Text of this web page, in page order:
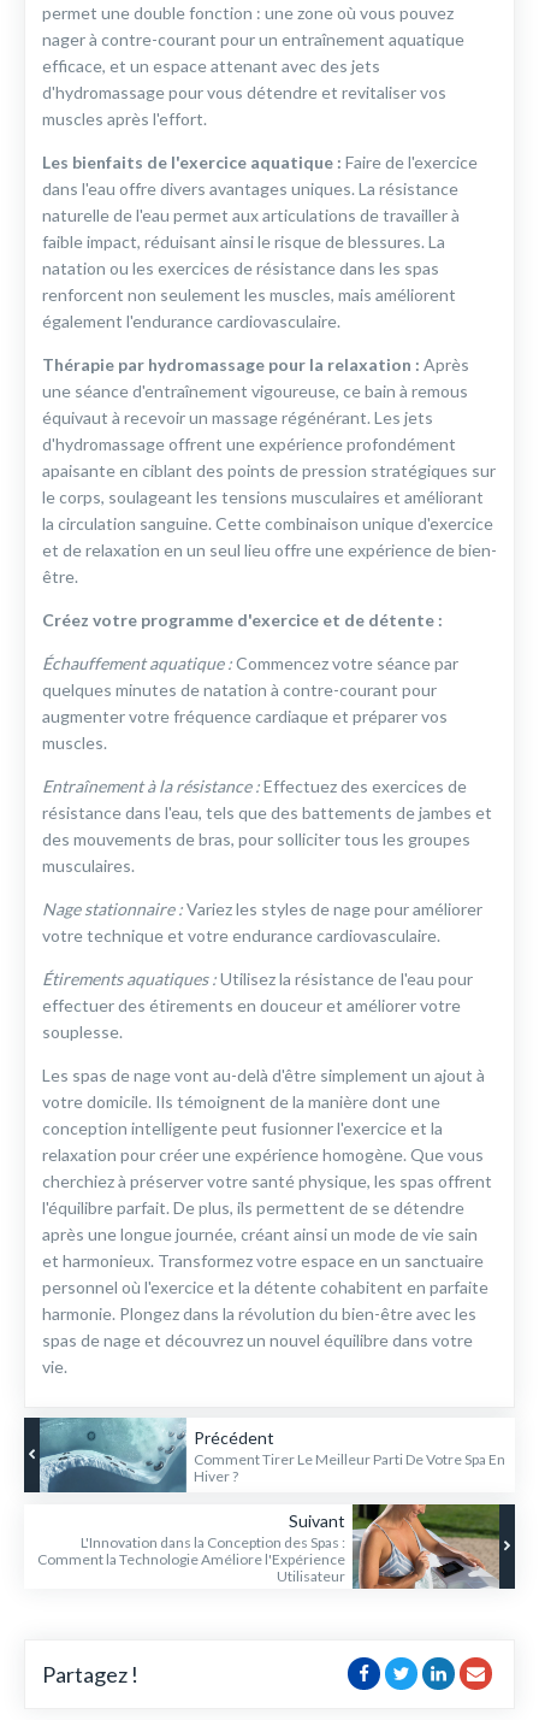
permet une double fonction : une zone où vous pouvez
nager à contre-courant pour un entraînement aquatique
efficace, et un espace attenant avec des jets
d'hydromassage pour vous détendre et revitaliser vos
muscles après l'effort.
Les bienfaits de l'exercice aquatique : Faire de l'exercice
dans l'eau offre divers avantages uniques. La résistance
naturelle de l'eau permet aux articulations de travailler à
faible impact, réduisant ainsi le risque de blessures. La
natation ou les exercices de résistance dans les spas
renforcent non seulement les muscles, mais améliorent
également l'endurance cardiovasculaire.
Thérapie par hydromassage pour la relaxation : Après
une séance d'entraînement vigoureuse, ce bain à remous
équivaut à recevoir un massage régénérant. Les jets
d'hydromassage offrent une expérience profondément
apaisante en ciblant des points de pression stratégiques sur
le corps, soulageant les tensions musculaires et améliorant
la circulation sanguine. Cette combinaison unique d'exercice
et de relaxation en un seul lieu offre une expérience de bien-
être.
Créez votre programme d'exercice et de détente :
Échauffement aquatique :Commencez votre séance par
quelques minutes de natation à contre-courant pour
augmenter votre fréquence cardiaque et préparer vos
muscles.
Entraînement à la résistance :Effectuez des exercices de
résistance dans l'eau, tels que des battements de jambes et
des mouvements de bras, pour solliciter tous les groupes
musculaires.
Nage stationnaire :Variez les styles de nage pour améliorer
votre technique et votre endurance cardiovasculaire.
Étirements aquatiques :Utilisez la résistance de l'eau pour
effectuer des étirements en douceur et améliorer votre
souplesse.
Les spas de nage vont au-delà d'être simplement un ajout à
votre domicile. Ils témoignent de la manière dont une
conception intelligente peut fusionner l'exercice et la
relaxation pour créer une expérience homogène. Que vous
cherchiez à préserver votre santé physique, les spas offrent
l'équilibre parfait. De plus, ils permettent de se détendre
après une longue journée, créant ainsi un mode de vie sain
et harmonieux. Transformez votre espace en un sanctuaire
personnel où l'exercice et la détente cohabitent en parfaite
harmonie. Plongez dans la révolution du bien-être avec les
spas de nage et découvrez un nouvel équilibre dans votre
vie.
Précédent
Comment Tirer Le Meilleur Parti De Votre Spa En
Hiver ?
Suivant
L'Innovation dans la Conception des Spas :
Comment la Technologie Améliore l'Expérience
Utilisateur
Partagez !